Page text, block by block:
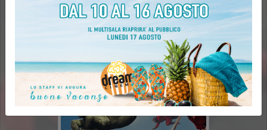
SPIDER-MAN: BRAND NEW DAY